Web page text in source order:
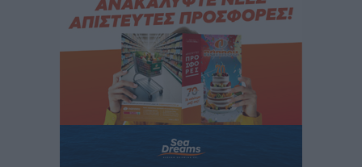
• πριν 4 ώρες
Κως: Γερμανός τουρίστας κέρδισε αποζημίωση 900
ευρώ επειδή δεν βρήκε ξαπλώστρες στις
οικογενειακές διακοπές του
Τοπικές Ειδήσεις• πριν 4 ώρες